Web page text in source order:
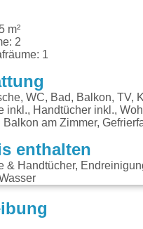
m²
2
1
WC, Bad, Balkon, TV,
inkl., Handtücher inkl.,
Balkon am Zimmer,
enthalten
& Handtücher,